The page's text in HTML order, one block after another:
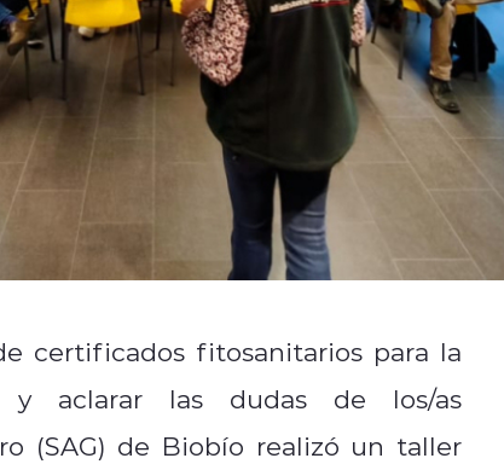
certificados fitosanitarios para la
y aclarar las dudas de los/as
(SAG) de Biobío realizó un taller